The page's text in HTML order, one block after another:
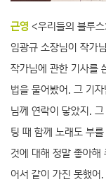
근영 <우리들의 블루
임광규 소장님이 작가
작가님에 관한 기사를
법을 물어봤어. 그 기
님께 연락이 닿았지.
팅 때 함께 노래도 부
것에 대해 정말 좋아해
어서 같이 가진 못했어